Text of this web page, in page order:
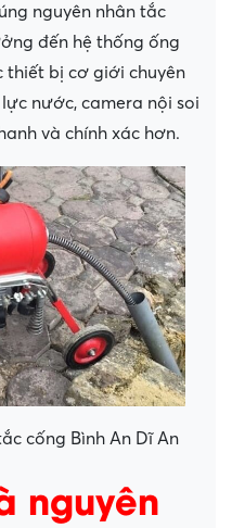
nguyên nhân tắc
đến hệ thống ống
thiết bị cơ giới chuyên
nước, camera nội soi
và chính xác hơn.
cống Bình An Dĩ An
nguyên